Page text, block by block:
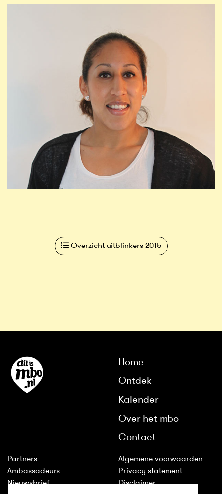
Overzicht uitblinkers 2015
Home
Ontdek
Kalender
Over het mbo
Contact
Partners
Ambassadeurs
Nieuwsbrief
Algemene voorwaarden
Privacy statement
Disclaimer